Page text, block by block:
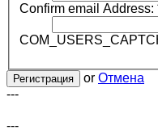
Confirm email Address:
Регистрация or Отмена
---
---